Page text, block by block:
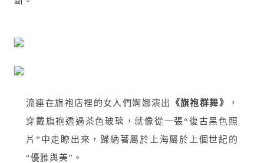
流連在旗袍店裡的女人們婀娜演出 《旗袍群舞》
，
穿戴旗袍透過茶色玻璃，就像從一張“復古黑色照
片”中走瞭出來，歸納著屬於上海屬於上個世紀的
“優雅與美”。